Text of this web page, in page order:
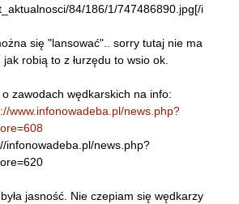
84/186/1/747486890.jpg[/i
się "lansować".. sorry tutaj nie ma
jak robią to z łurzędu to wsio ok.
o zawodach wędkarskich na info:
www.infonowadeba.pl/news.php?
infonowadeba.pl/news.php?
jasność. Nie czepiam się wędkarzy